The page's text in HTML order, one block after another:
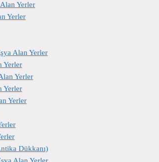
Yerler
Yerler
Alan Yerler
Yerler
Yerler
Yerler
Yerler
Dükkanı)